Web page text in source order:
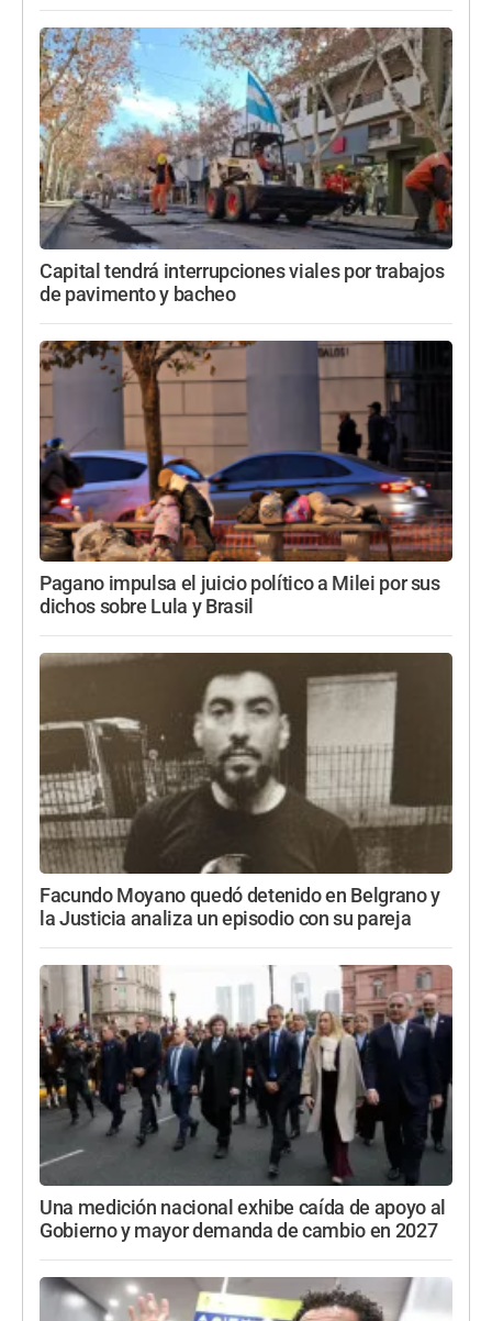
Capital tendrá interrupciones viales por trabajos
de pavimento y bacheo
Pagano impulsa el juicio político a Milei por sus
dichos sobre Lula y Brasil
Facundo Moyano quedó detenido en Belgrano y
la Justicia analiza un episodio con su pareja
Una medición nacional exhibe caída de apoyo al
Gobierno y mayor demanda de cambio en 2027